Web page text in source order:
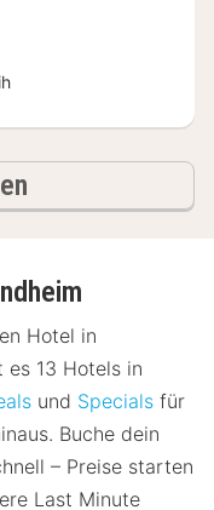
Hotel in
es 13 Hotels in
und Specials für
Buche dein
– Preise starten
Last Minute